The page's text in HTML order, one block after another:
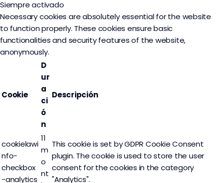
Siempre activado
Necessary cookies are absolutely essential for the website
to function properly. These cookies ensure basic
functionalities and security features of the website,
anonymously.
Cookie
D
ur
a
ci
ó
n
Descripción
cookielawi
nfo-
checkbox
-analytics
11
m
o
nt
This cookie is set by GDPR Cookie Consent
plugin. The cookie is used to store the user
consent for the cookies in the category
"Analytics".